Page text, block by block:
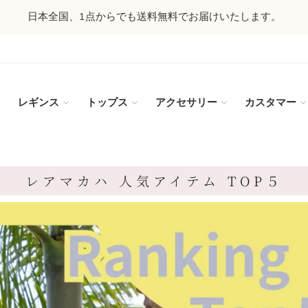
日本全国、1点からでも送料無料でお届けいたします。
レギンス トップス アクセサリー カスタマー
レアマカハ 人気アイテム TOP５